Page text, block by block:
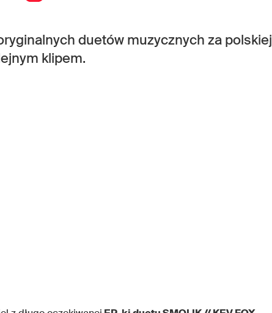
duetów muzycznych za polskiej
klipem.